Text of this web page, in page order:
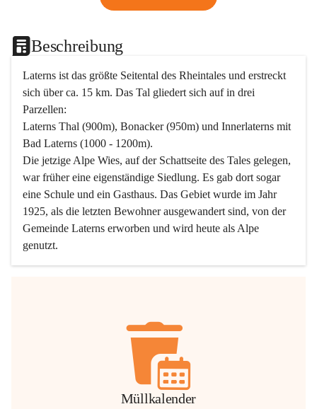
Beschreibung
Laterns ist das größte Seitental des Rheintales und erstreckt
sich über ca. 15 km. Das Tal gliedert sich auf in drei
Parzellen:
Laterns Thal (900m), Bonacker (950m) und Innerlaterns mit
Bad Laterns (1000 - 1200m).
Die jetzige Alpe Wies, auf der Schattseite des Tales gelegen,
war früher eine eigenständige Siedlung. Es gab dort sogar
eine Schule und ein Gasthaus. Das Gebiet wurde im Jahr
1925, als die letzten Bewohner ausgewandert sind, von der
Gemeinde Laterns erworben und wird heute als Alpe
genutzt.
Müllkalender